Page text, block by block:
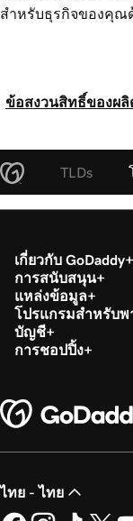
สำหรับธุรกิจของคุณ
ข้อสงวนสิทธิ์ของผ
TLDs
เกี่ยวกับ GoDaddy
การสนับสนุน
แหล่งข้อมูล
โปรแกรมสำหรับพ
บัญชี
การชอปปิ้ง
ไทย - ไทย